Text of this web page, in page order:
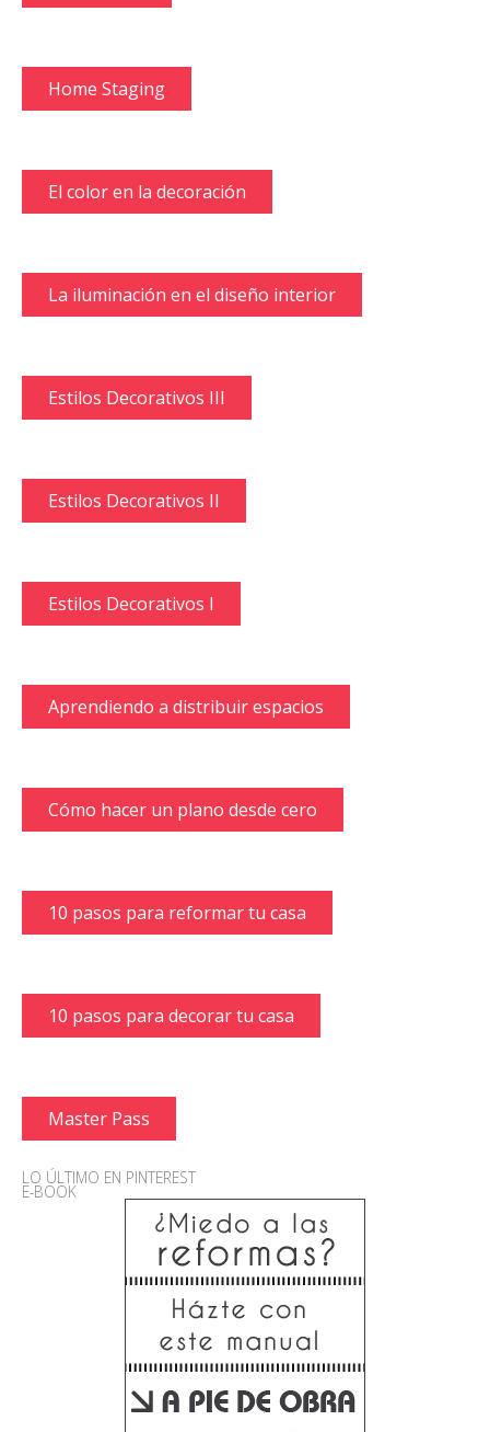
Home Staging
El color en la decoración
La iluminación en el diseño interior
Estilos Decorativos III
Estilos Decorativos II
Estilos Decorativos I
Aprendiendo a distribuir espacios
Cómo hacer un plano desde cero
10 pasos para reformar tu casa
10 pasos para decorar tu casa
Master Pass
LO ÚLTIMO EN PINTEREST
E-BOOK